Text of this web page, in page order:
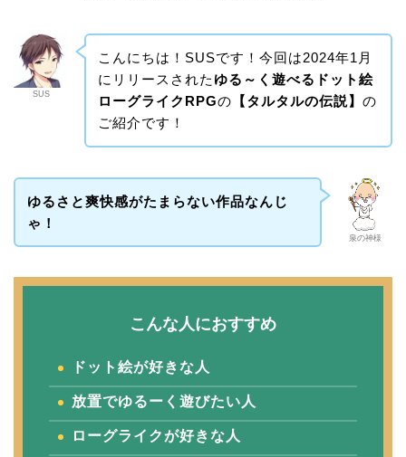
SUS
こんにちは！SUSです！今回は2024年1月
にリリースされた ゆる～く遊べるドット絵
ローグライクRPGの 【タルタルの伝説】 の
ご紹介です！
泉の神様
ゆるさと爽快感がたまらない作品なんじ
ゃ！
こんな人におすすめ
ドット絵が好きな 人
放置でゆるーく遊びたい人
ローグライクが好きな人